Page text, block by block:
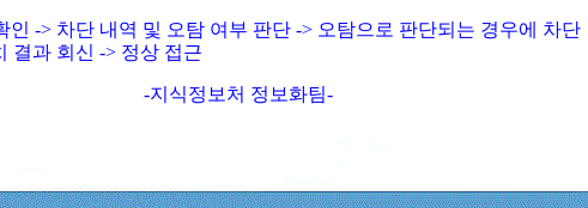
인 -> 차단 내역 및 오탐 여부 판단 -> 오탐으로 판단되는 경우에 차단
결과 회신 -> 정상 접근
-지식정보처 정보화팀-